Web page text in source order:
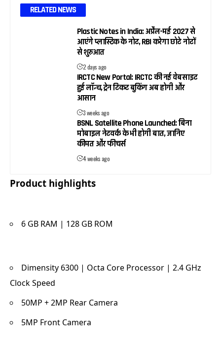
RELATED NEWS
Plastic Notes in India: अप्रैल-मई 2027 से
आएंगे प्लास्टिक के नोट, RBI करेगा छोटे नोटों
से शुरुआत
2 days ago
IRCTC New Portal: IRCTC की नई वेबसाइट
हुई लॉन्च, ट्रेन टिकट बुकिंग अब होगी और
आसान
3 weeks ago
BSNL Satellite Phone Launched: बिना
मोबाइल नेटवर्क के भी होगी बात, जानिए
कीमत और फीचर्स
4 weeks ago
Product highlights
6 GB RAM | 128 GB ROM
Dimensity 6300 | Octa Core Processor | 2.4 GHz
Clock Speed
50MP + 2MP Rear Camera
5MP Front Camera